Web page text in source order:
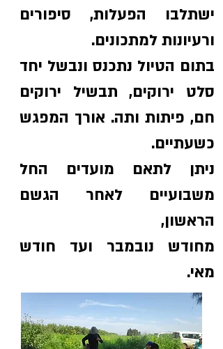
ישתלבו הפעלות, סיפורים
ורעיונות למתכונים.
בתום הטיול נתכנס ונבשל יחד
סלט ירוקים, תבשיל ירוקים
חם, פיתות ותה. אורך המפגש
כשעתיים.
ניתן לתאם מועדים החל
משבועיים לאחר הגשם
הראשון,
מחודש נובמבר ועד חודש
מאי.